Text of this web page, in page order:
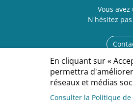
Vous
N'hésitez
Contact Espace
Politique de
En cliquant sur «
permettra
réseaux et médias
Consulter la Politique